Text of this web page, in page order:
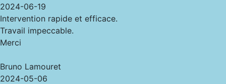
2024-06-19
Intervention rapide et efficace.
Travail impeccable.
Merci
Bruno Lamouret
2024-05-06